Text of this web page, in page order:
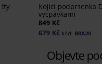
Kojicí podprsenka
vycpávkami
849 Kč
679 Kč kód: BRA20
Objevte